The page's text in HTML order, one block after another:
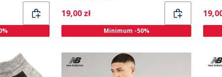
Current
19,00 zł
Minimum -50%